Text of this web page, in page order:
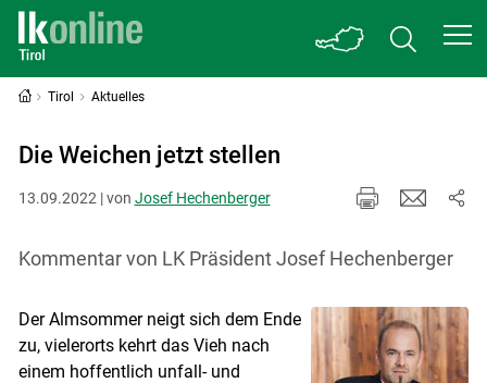
Tirol Aktuelles
Die Weichen jetzt stellen
13.09.2022 | von Josef Hechenberger
Kommentar von LK Präsident Josef Hechenberger
Der Almsommer neigt sich dem Ende
zu, vielerorts kehrt das Vieh nach
einem hoffentlich unfall- und